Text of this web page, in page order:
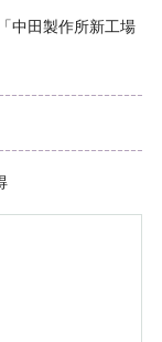
中田製作所新工場